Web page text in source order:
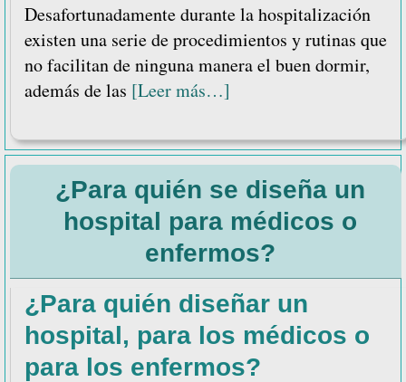
Desafortunadamente durante la hospitalización
existen una serie de procedimientos y rutinas que
no facilitan de ninguna manera el buen dormir,
además de las [Leer más…]
Cómo
conciliar
el
sueño
durante
la
estancia
en
el
hospital
¿Para quién se diseña un
hospital para médicos o
enfermos?
¿Para quién diseñar un
hospital, para los médicos o
para los enfermos?